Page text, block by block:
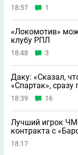
18:57 1
«Локомотив»
клубу РПЛ
18:48 3
Даку: «Сказал,
«Спартак»,
18:39 16
Лучший игрок
контракта с
18:17